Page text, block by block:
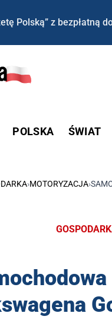
Polską” z bezpłatną
POLSKA ŚWIAT
›MOTORYZACJA›